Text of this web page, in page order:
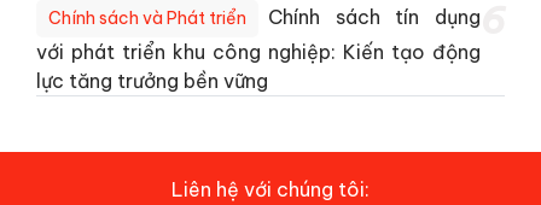
Chính sách và Phát triển
Chính sách tín dụng
với phát triển khu công nghiệp: Kiến tạo động
lực tăng trưởng bền vững
Liên hệ với chúng tôi: